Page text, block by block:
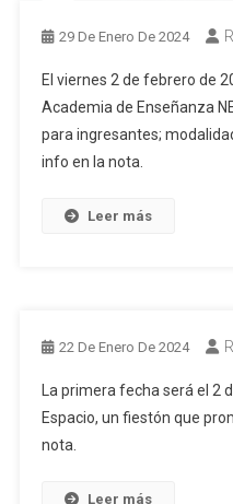
29 De Enero De 2024
El viernes 2 de febrero de
Academia de Enseñanza
para ingresantes;
info en la nota.
Leer más
22 De Enero De 2024
La primera fecha será el 2
Espacio, un fiestón que
nota.
Leer más